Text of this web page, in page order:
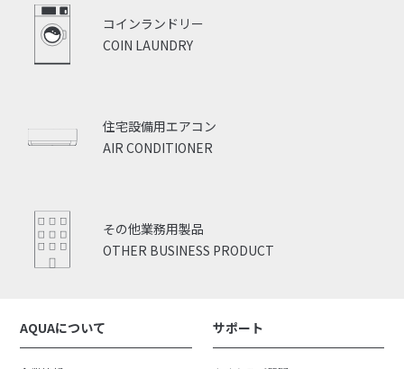
COIN LAUNDRY
コインランドリー
AIR CONDITIONER
住宅設備用エアコン
OTHER BUSINESS PRODUCT
その他業務用製品
AQUAについて サポート